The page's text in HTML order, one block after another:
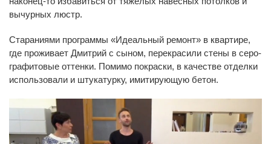
вычурных люстр.
Стараниями программы «Идеальный ремонт» в квартире,
где проживает Дмитрий с сыном, перекрасили стены в серо-
графитовые оттенки. Помимо покраски, в качестве отделки
использовали и штукатурку, имитирующую бетон.